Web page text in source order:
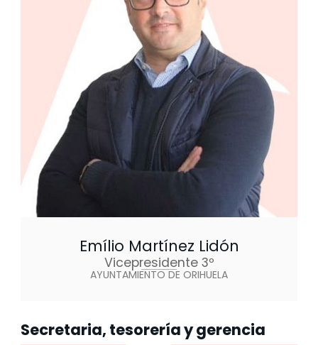
Emílio Martínez Lidón
Vicepresidente 3º
AYUNTAMIENTO DE ORIHUELA
Secretaria, tesorería y gerencia